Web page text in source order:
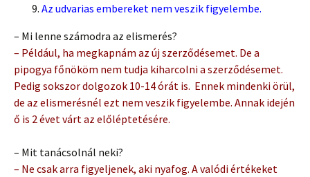
Az udvarias embereket nem veszik figyelembe.
– Mi lenne számodra az elismerés?
– Például, ha megkapnám az új szerződésemet. De a
pipogya főnököm nem tudja kiharcolni a szerződésemet.
Pedig sokszor dolgozok 10-14 órát is. Ennek mindenki örül,
de az elismerésnél ezt nem veszik figyelembe. Annak idején
ő is 2 évet várt az előléptetésére.
– Mit tanácsolnál neki?
– Ne csak arra figyeljenek, aki nyafog. A valódi értékeket